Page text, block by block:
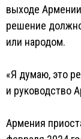
выходе
решение
или народом.
«Я думаю, это
и руководство
Армения